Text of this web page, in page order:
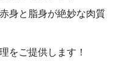
身と脂身が絶妙な肉質
をご提供します！⠀